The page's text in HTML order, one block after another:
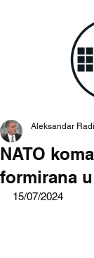
NATO
formirana
Aleksandar
15/07/2024